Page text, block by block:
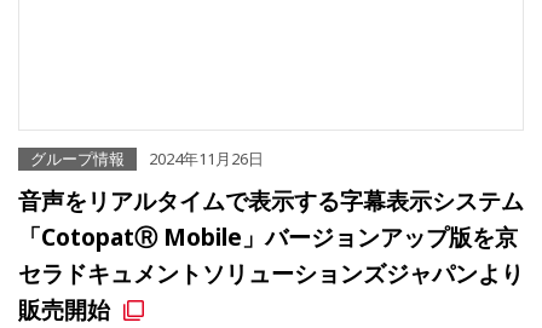
グループ情報 2024年11月26日
音声をリアルタイムで表示する字幕表示システム
「CotopatⓇ Mobile」バージョンアップ版を京
セラドキュメントソリューションズジャパンより
販売開始